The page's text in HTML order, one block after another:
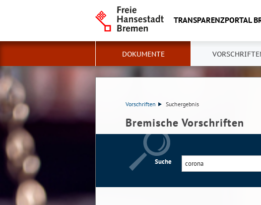
TRANSPARENZPORTAL
DOKUMENTE
Vorschriften Suchergebnis
Bremische Vorschriften
Suche